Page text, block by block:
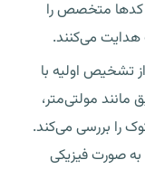
کدها متخصص را
می‌کنند.
تشخیص اولیه با
مانند مولتی‌متر،
را بررسی می‌کند.
صورت فیزیکی